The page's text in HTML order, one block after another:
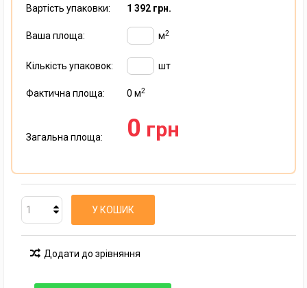
Вартість упаковки: 1 392 грн.
Ваша площа: м2
Кількість упаковок: шт
Фактична площа: 0 м2
Загальна площа: 0 грн
У КОШИК
Додати до зрівняння